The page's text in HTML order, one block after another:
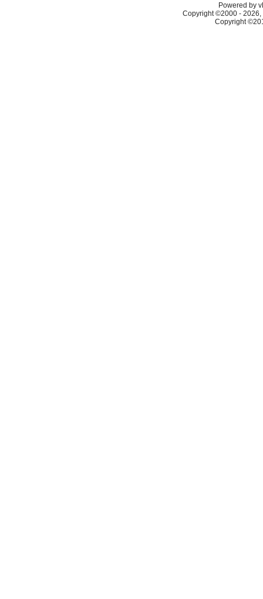
Powered by
Copyright ©2000 -
Copyright